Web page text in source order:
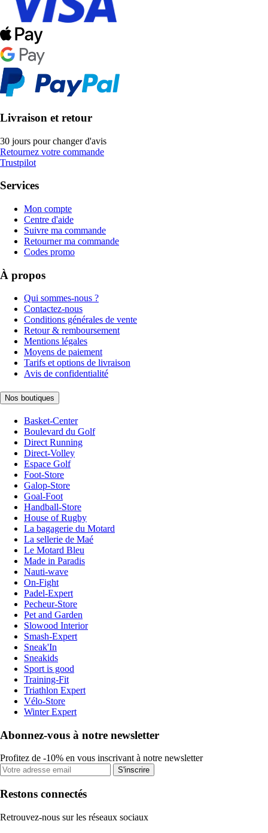
Livraison et retour
30 jours pour changer d'avis
Retournez votre commande
Trustpilot
Services
Mon compte
Centre d'aide
Suivre ma commande
Retourner ma commande
Codes promo
À propos
Qui sommes-nous ?
Contactez-nous
Conditions générales de vente
Retour & remboursement
Mentions légales
Moyens de paiement
Tarifs et options de livraison
Avis de confidentialité
Nos boutiques
Basket-Center
Boulevard du Golf
Direct Running
Direct-Volley
Espace Golf
Foot-Store
Galop-Store
Goal-Foot
Handball-Store
House of Rugby
La bagagerie du Motard
La sellerie de Maé
Le Motard Bleu
Made in Paradis
Nauti-wave
On-Fight
Padel-Expert
Pecheur-Store
Pet and Garden
Slowood Interior
Smash-Expert
Sneak'In
Sneakids
Sport is good
Training-Fit
Triathlon Expert
Vélo-Store
Winter Expert
Abonnez-vous à notre newsletter
Profitez de -10% en vous inscrivant à notre newsletter
S'inscrire
Restons connectés
Retrouvez-nous sur les réseaux sociaux